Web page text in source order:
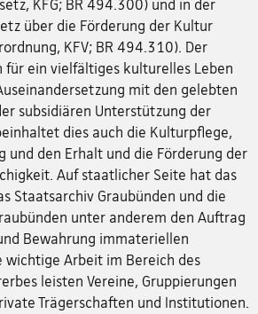
KFG; BR 494.300) und in der
über die Förderung der Kultur
KFV; BR 494.310). Der
für ein vielfältiges kulturelles Leben
mit den gelebten
subsidiären Unterstützung der
dies auch die Kulturpflege,
und den Erhalt und die Förderung der
Auf staatlicher Seite hat das
Staatsarchiv Graubünden und die
unter anderem den Auftrag
Bewahrung immateriellen
wichtige Arbeit im Bereich des
leisten Vereine, Gruppierungen
Trägerschaften und Institutionen.